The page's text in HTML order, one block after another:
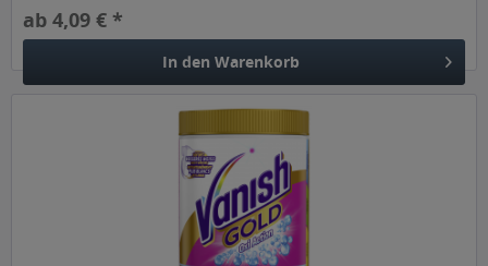
ab 4,09 € *
In den Warenkorb